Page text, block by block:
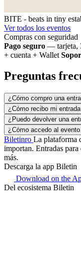
BITE - beats in tiny
Ver todos los eventos
Compras con seguridad
Pago seguro — tarjeta,
+ cuenta + Wallet
Preguntas
¿Cómo compro una
¿Cómo recibo mi
¿Puedo devolver una
¿Cómo accedo al
Biletinro La plataforma
importan. Entradas
más.
Descarga la app Biletin
Download on the
Del ecosistema Biletin